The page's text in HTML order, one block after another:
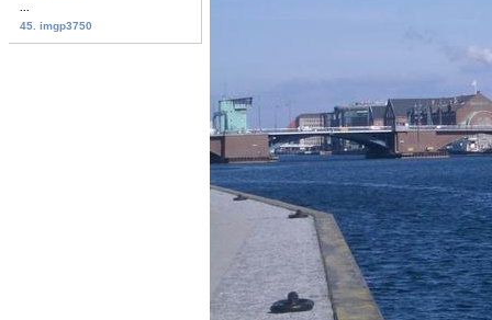
45. imgp3750